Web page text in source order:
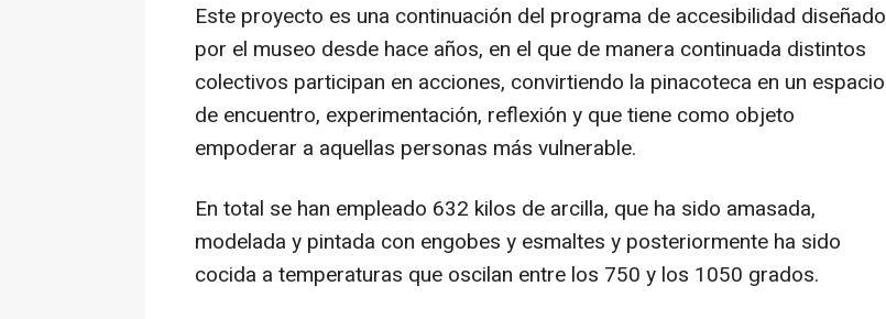
Este proyecto es una continuación del programa de accesibilidad diseñado
por el museo desde hace años, en el que de manera continuada distintos
colectivos participan en acciones, convirtiendo la pinacoteca en un espacio
de encuentro, experimentación, reflexión y que tiene como objeto
empoderar a aquellas personas más vulnerable.
En total se han empleado 632 kilos de arcilla, que ha sido amasada,
modelada y pintada con engobes y esmaltes y posteriormente ha sido
cocida a temperaturas que oscilan entre los 750 y los 1050 grados.